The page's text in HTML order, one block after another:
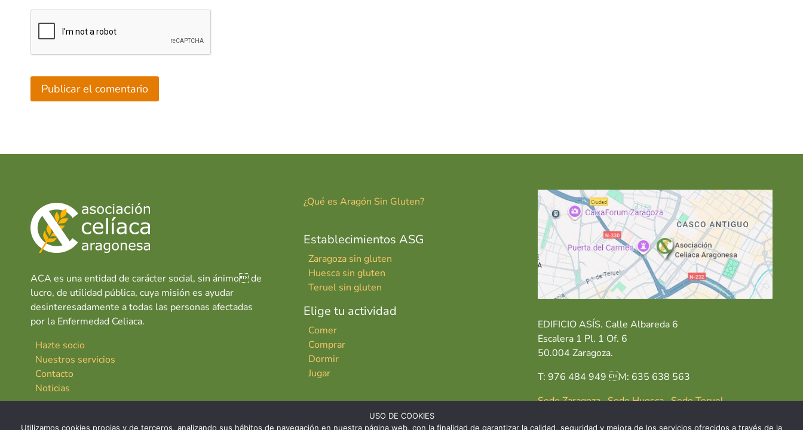
ACA es una entidad de carácter social, sin ánimo de
lucro, de utilidad pública, cuya misión es ayudar
desinteresadamente a todas las personas afectadas
por la Enfermedad Celiaca.
Hazte socio
Nuestros servicios
Contacto
Noticias
¿Qué es Aragón Sin Gluten?
Establecimientos ASG
Zaragoza sin gluten
Huesca sin gluten
Teruel sin gluten
Elige tu actividad
Comer
Comprar
Dormir
Jugar
EDIFICIO ASÍS. Calle Albareda 6
Escalera 1 Pl. 1 Of. 6
50.004 Zaragoza.
T: 976 484 949 M: 635 638 563
Sede Zaragoza·Sede Huesca·Sede Teruel
USO DE COOKIES
Utilizamos cookies propias y de terceros, analizando sus hábitos de navegación en nuestra página web, con la finalidad de garantizar la calidad, seguridad y mejora de los servicios ofrecidos a través de la